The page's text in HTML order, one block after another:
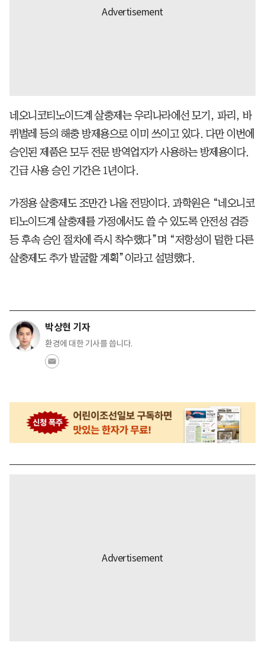
네오니코티노이드계 살충제는 우리나라에선 모기, 파리, 바
퀴벌레 등의 해충 방제용으로 이미 쓰이고 있다. 다만 이번에
승인된 제품은 모두 전문 방역업자가 사용하는 방제용이다.
긴급 사용 승인 기간은 1년이다.
가정용 살충제도 조만간 나올 전망이다. 과학원은 “네오니코
티노이드계 살충제를 가정에서도 쓸 수 있도록 안전성 검증
등 후속 승인 절차에 즉시 착수했다”며 “저항성이 덜한 다른
살충제도 추가 발굴할 계획”이라고 설명했다.
박상현 기자
환경에 대한 기사를 씁니다.